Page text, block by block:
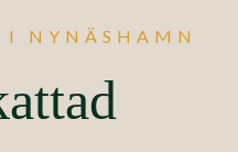
NYNÄSHAMN